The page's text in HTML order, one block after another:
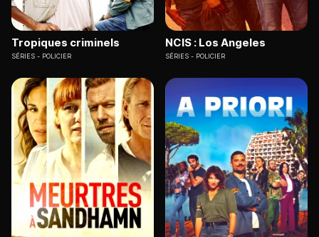
Tropiques criminels
SÉRIES POLICIER
NCIS : Los Angeles
SÉRIES POLICIER